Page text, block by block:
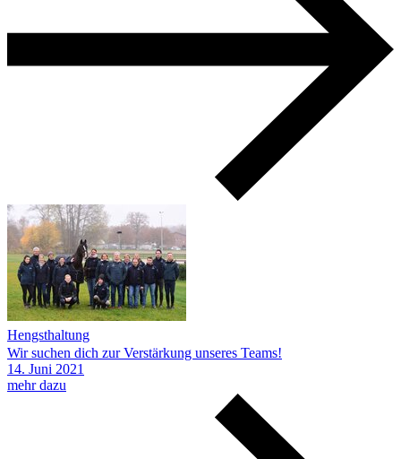
Hengsthaltung
Wir suchen dich zur Verstärkung unseres Teams!
14. Juni 2021
mehr dazu